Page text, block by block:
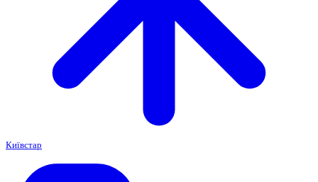
Київстар